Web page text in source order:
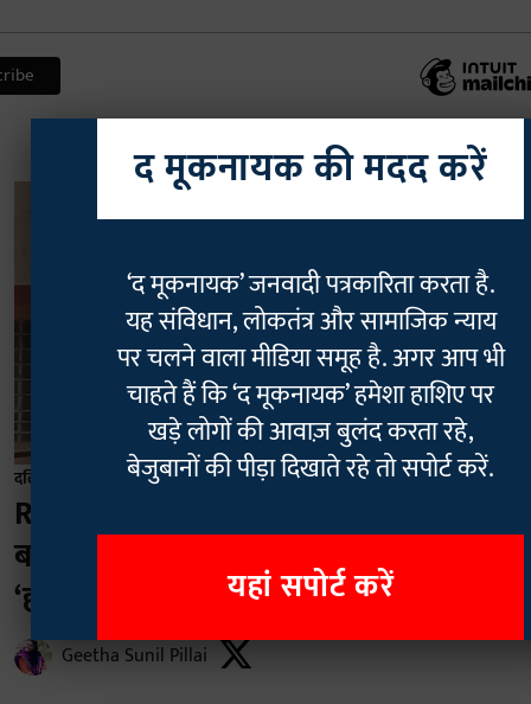
दलित
Rajasthan डांगावास हत्याकांड: 11 साल
बाद 40 आरोपी बरी, दलित समुदाय स्तब्ध;
‘हमारे पांच लोगों की हत्या किसने की?’
Geetha Sunil Pillai
द मूकनायक की मदद करें
‘द मूकनायक’ जनवादी पत्रकारिता करता है.
यह संविधान, लोकतंत्र और सामाजिक न्याय
पर चलने वाला मीडिया समूह है. अगर आप भी
चाहते हैं कि ‘द मूकनायक’ हमेशा हाशिए पर
खड़े लोगों की आवाज़ बुलंद करता रहे,
बेजुबानों की पीड़ा दिखाते रहे तो सपोर्ट करें.
यहां सपोर्ट करें